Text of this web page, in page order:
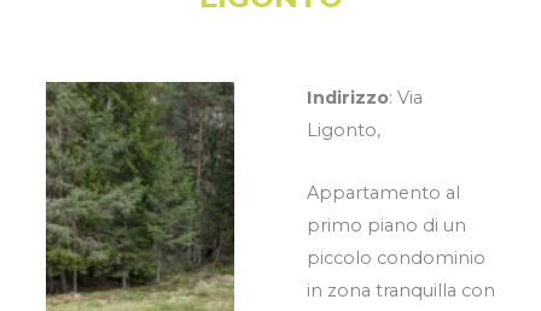
Indirizzo: Via
Ligonto,
Appartamento al
primo piano di un
piccolo condominio
in zona tranquilla con